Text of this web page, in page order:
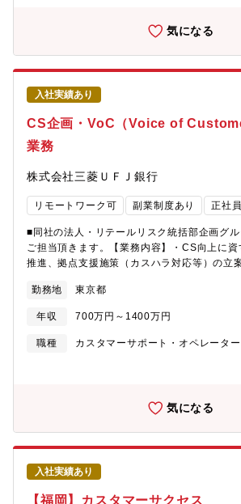
BNPL市場の成長に伴い、カスタマーサポー
タを活用した顧客対応の高度化が重要なテー
当社では、チャットボットや生成AIなどの
AIを前提とした顧客対応基盤の構築に取り組
ジションについて】本ポジションは、AI・デ
世代カスタマーサポートを構築するDX推進ポ
BNPLサービスの急成長に伴い、顧客接点と
トの役割はますます重要になっています。弊
ットや生成AIなどの活用を進めながら、AIを
スタマーサポートに蓄積されるデータを活用
験（CX）の向上・AIを活用した問い合わせ削
効率化を実現し、次世代型カスタマーサポー
進を担い、データやAI技術を活用しながら、
務効率化を実現していただきます。主な業務
カスタマーサポートDX企画・カスタマーサポ
び改善企画・AI / データ活用を前提とした業
ボイスボット、生成AIの導入企画・既存シス
わせデータの分析・問い合わせ削減施策の企
向上施策の推進【本ポジションの魅力・KPI
生成AI / チャットボットなどのDX施策を企画
や高度なデータ分析を行うデータアナリスト
す。ならびに以下のような指標を改善するこ
気になる
入社実績あり
CS企画・VoC（Voice of
業務
株式会社三菱ＵＦＪ銀行
リモートワーク可 副業制度あり 正社員
■同社の法人・リテールリスク統括部企画グ
ご担当頂きます。【業務内容】・CS向上に
推進、拠点支援施策（カスハラ対応等）の立
_x000D_・カスタマーセンターの受電、HP
ンケート等様々なチャネルからVoCを収集・
サービス毎に分類し、カテゴリーごとに集計
係るレポートの作成、関係部への提言等を通
し、お客さまの声を効果的に収集、分析、評
や提案をまとめ、関連部署と連携して施策を
の改善を通じた、VoC活動の効率化や高度化
題解決手法の高度化・顧客の不満解消だけで
のため、関連部署に対し、商品やサービスの
供や提言を行う・顧客体験（CX）に関する課
に対する具体的な改善策を提言
勤務地 東京都
年収 700万円～1400万円
職種
カスタマーサポート・オペレーター
気になる
入社実績あり
【福岡】カスタマーサクセス